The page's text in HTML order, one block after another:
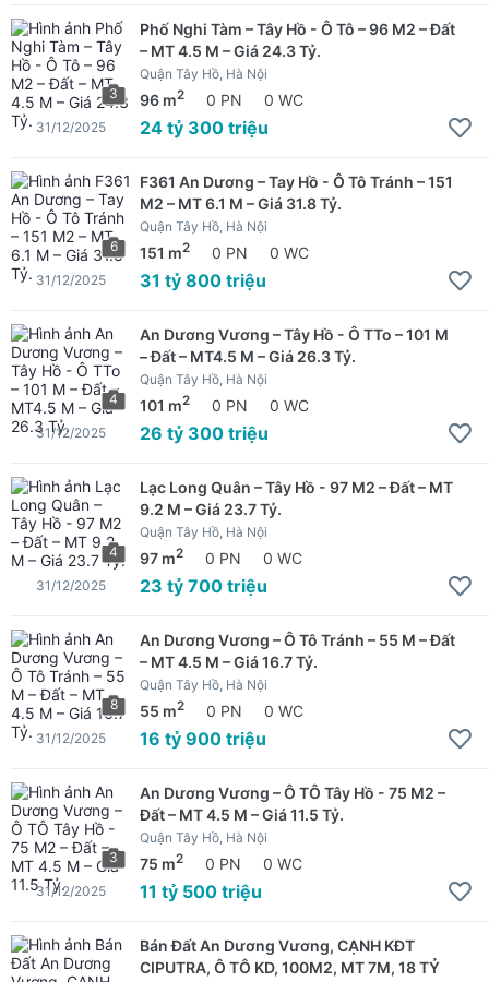
3
Phố Nghi Tàm – Tây Hồ - Ô Tô – 96 M2 – Đất
– MT 4.5 M – Giá 24.3 Tỷ.
Quận Tây Hồ, Hà Nội
96 m2 0 PN 0 WC
24 tỷ 300 triệu
31/12/2025
6
F361 An Dương – Tay Hồ - Ô Tô Tránh – 151
M2 – MT 6.1 M – Giá 31.8 Tỷ.
Quận Tây Hồ, Hà Nội
151 m2 0 PN 0 WC
31 tỷ 800 triệu
31/12/2025
4
An Dương Vương – Tây Hồ - Ô TTo – 101 M
– Đất – MT4.5 M – Giá 26.3 Tỷ.
Quận Tây Hồ, Hà Nội
101 m2 0 PN 0 WC
26 tỷ 300 triệu
31/12/2025
4
Lạc Long Quân – Tây Hồ - 97 M2 – Đất – MT
9.2 M – Giá 23.7 Tỷ.
Quận Tây Hồ, Hà Nội
97 m2 0 PN 0 WC
23 tỷ 700 triệu
31/12/2025
8
An Dương Vương – Ô Tô Tránh – 55 M – Đất
– MT 4.5 M – Giá 16.7 Tỷ.
Quận Tây Hồ, Hà Nội
55 m2 0 PN 0 WC
16 tỷ 900 triệu
31/12/2025
3
An Dương Vương – Ô TÔ Tây Hồ - 75 M2 –
Đất – MT 4.5 M – Giá 11.5 Tỷ.
Quận Tây Hồ, Hà Nội
75 m2 0 PN 0 WC
11 tỷ 500 triệu
31/12/2025
Bán Đất An Dương Vương, CẠNH KĐT
CIPUTRA, Ô TÔ KD, 100M2, MT 7M, 18 TỶ